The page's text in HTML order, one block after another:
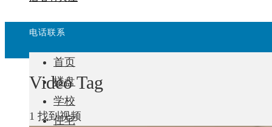
电话联系
首页
楼盘
学校
住宅
Video Tag
1 找到视频